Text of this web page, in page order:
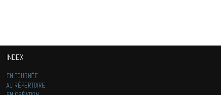
INDEX
EN TOURNÉE
AU RÉPERTOIRE